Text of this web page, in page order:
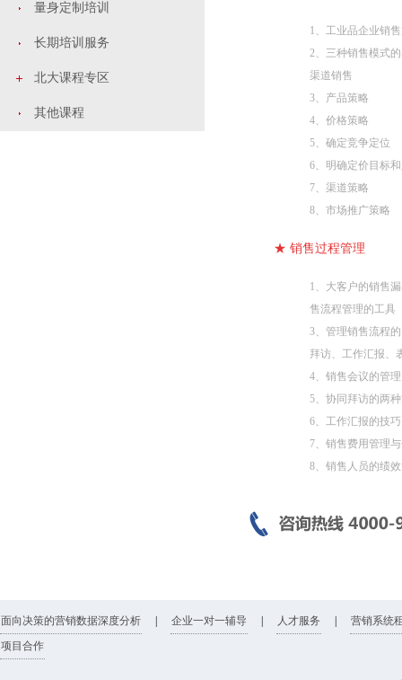
量身定制培训
长期培训服务
北大课程专区
其他课程
1、工业品企业销
2、三种销售模式
渠道销售
3、产品策略
4、价格策略
5、确定竞争定位
6、明确定价目标
7、渠道策略
8、市场推广策略
★ 销售过程管理
1、大客户的销售
售流程管理的工具
3、管理销售流程
拜访、工作汇报、
4、销售会议的管理
5、协同拜访的两
6、工作汇报的技巧
7、销售费用管理
8、销售人员的绩
面向决策的营销数据深度分析 企业一对一辅导 人才服务
营销系统
项目合作